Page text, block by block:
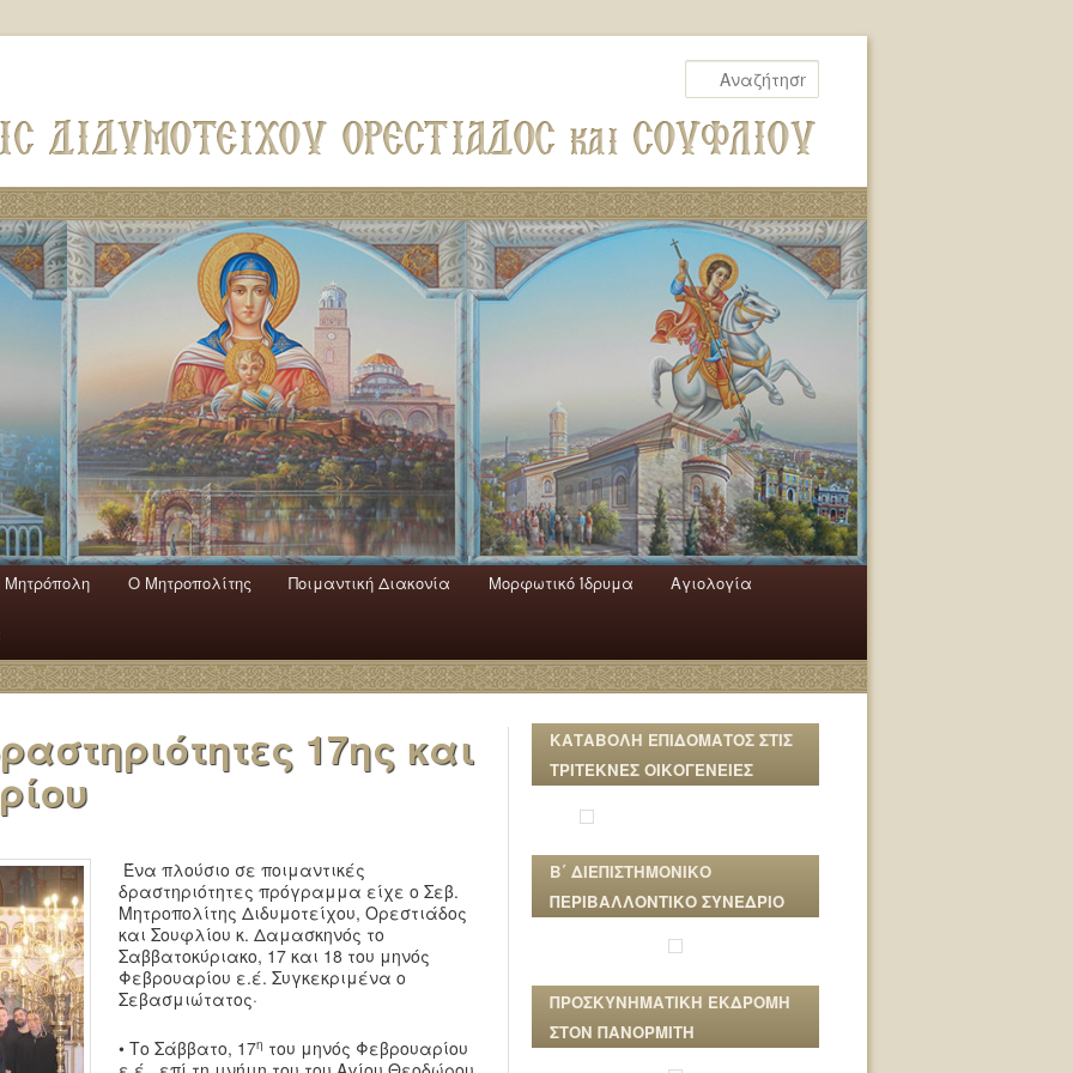
Mητρόπολη Ο Mητροπολίτης Ποιμαντική Διακονία Μορφωτικό Ίδρυμα Αγιολογία
17ης και
Ένα πλούσιο σε ποιμαντικές
δραστηριότητες πρόγραμμα είχε ο Σεβ.
Μητροπολίτης Διδυμοτείχου, Ορεστιάδος
και Σουφλίου κ. Δαμασκηνός το
Σαββατοκύριακο, 17 και 18 του μηνός
Φεβρουαρίου ε.έ. Συγκεκριμένα ο
Σεβασμιώτατος·
• Το Σάββατο, 17η του μηνός Φεβρουαρίου
ΚΑΤΑΒΟΛΗ ΕΠΙΔΟΜΑΤΟΣ ΣΤΙΣ
ΤΡΙΤΕΚΝΕΣ ΟΙΚΟΓΕΝΕΙΕΣ
Β΄ ΔΙΕΠΙΣΤΗΜΟΝΙΚΟ
ΠΕΡΙΒΑΛΛΟΝΤΙΚΟ ΣΥΝΕΔΡΙΟ
ΠΡΟΣΚΥΝΗΜΑΤΙΚΗ ΕΚΔΡΟΜΗ
ΣΤΟΝ ΠΑΝΟΡΜΙΤΗ